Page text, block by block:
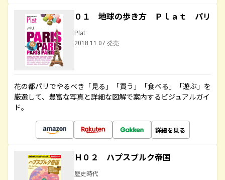
０１ 地球の歩き方 Ｐｌａｔ パリ
Plat
2018.11.07 発売
花の都パリでやるべき「見る」「買う」「食べる」「遊ぶ」を
厳選して、豊富な写真と詳細な図解で案内するビジュアルガイ
ド。
詳細を見る
Ｈ０２ ハプスブルク帝国
歴史時代